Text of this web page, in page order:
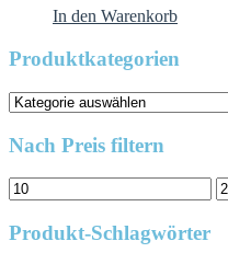
In den Warenkorb
Produktkategorien
Nach Preis filtern
Min.
Preis
Produkt-Schlagwörter